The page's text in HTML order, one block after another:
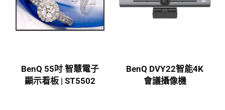
BenQ 55吋 智慧電子
顯示看板 | ST5502
BenQ DVY22智能4K
會議攝像機